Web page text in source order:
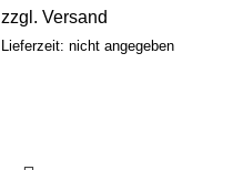
zzgl. Versand
Lieferzeit: nicht angegeben